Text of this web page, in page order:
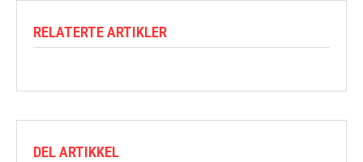
RELATERTE ARTIKLER
DEL ARTIKKEL